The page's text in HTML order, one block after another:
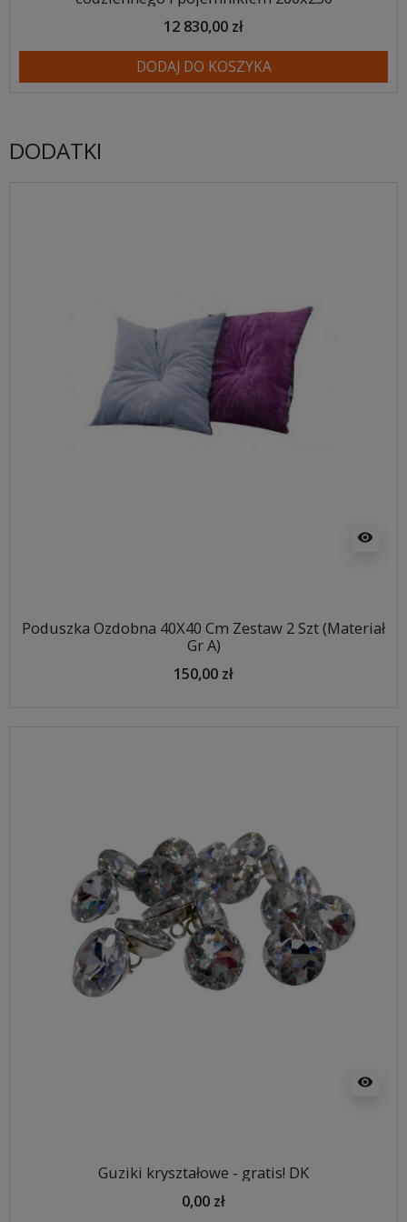
12 830,00 zł
DODAJ DO KOSZYKA
DODATKI
visibility
Poduszka Ozdobna 40X40 Cm Zestaw 2 Szt (Materiał
Gr A)
150,00 zł
visibility
Guziki kryształowe - gratis! DK
0,00 zł